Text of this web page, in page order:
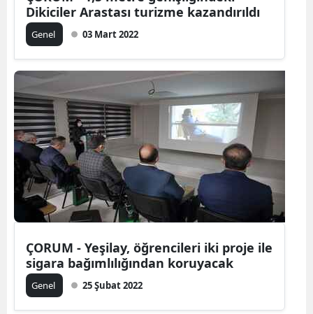
Dikiciler Arastası turizme kazandırıldı
Genel 03 Mart 2022
ÇORUM - Yeşilay, öğrencileri iki proje ile
sigara bağımlılığından koruyacak
Genel 25 Şubat 2022